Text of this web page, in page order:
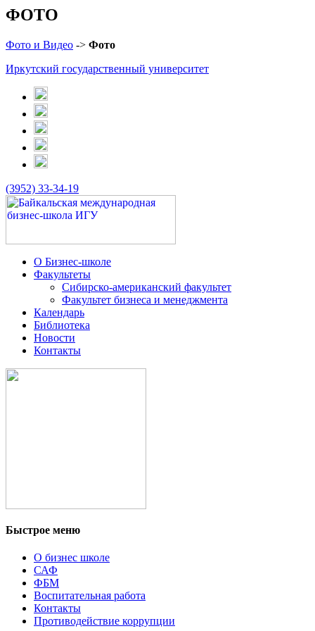
ФОТО
Фото и Видео -> Фото
Иркутский государственный университет
(3952) 33-34-19
О Бизнес-школе
Факультеты
Сибирско-американский факультет
Факультет бизнеса и менеджмента
Календарь
Библиотека
Новости
Контакты
Быстрое меню
О бизнес школе
САФ
ФБМ
Воспитательная работа
Контакты
Противодействие коррупции